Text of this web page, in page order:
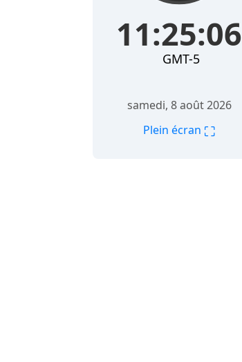
11:25:07
GMT-5
samedi, 8 août 2026
Plein écran ⛶